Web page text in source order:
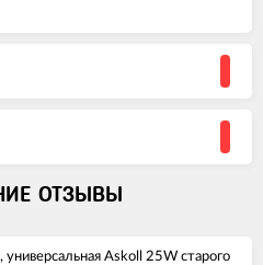
ОТЗЫВЫ
универсальная Askoll 25W старого